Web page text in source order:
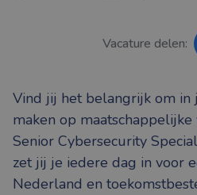
Vacature delen:
Vind jij het belangrijk om in
maken op
Senior Cybersecurity
zet jij je iedere dag in voor
Nederland en